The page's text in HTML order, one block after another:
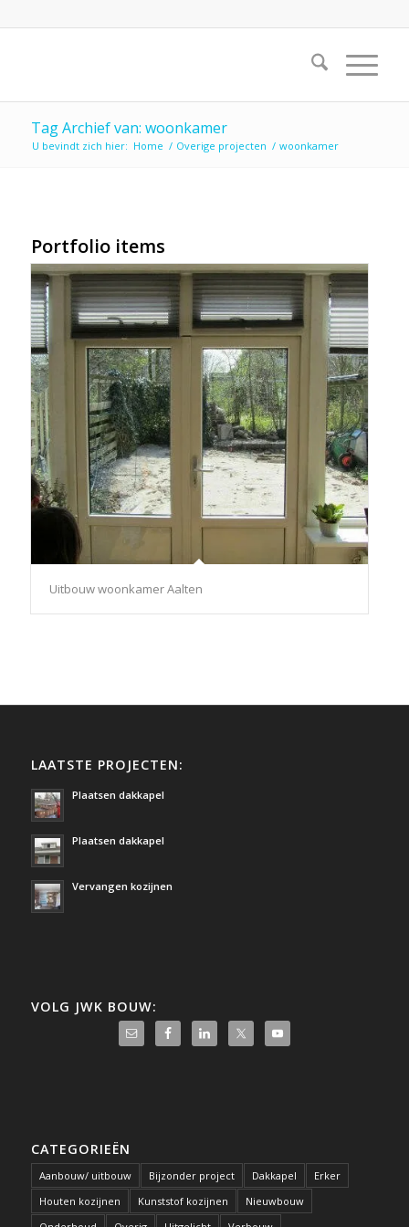
Tag Archief van: woonkamer
U bevindt zich hier: Home / Overige projecten / woonkamer
Portfolio items
Uitbouw woonkamer Aalten
LAATSTE PROJECTEN:
Plaatsen dakkapel
Plaatsen dakkapel
Vervangen kozijnen
VOLG JWK BOUW:
CATEGORIEËN
Aanbouw/ uitbouw Bijzonder project Dakkapel
Erker
Houten kozijnen
Kunststof kozijnen
Nieuwbouw